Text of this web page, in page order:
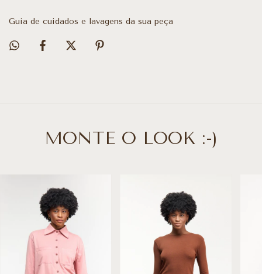
Guia de cuidados e lavagens da sua peça
MONTE O LOOK :-)